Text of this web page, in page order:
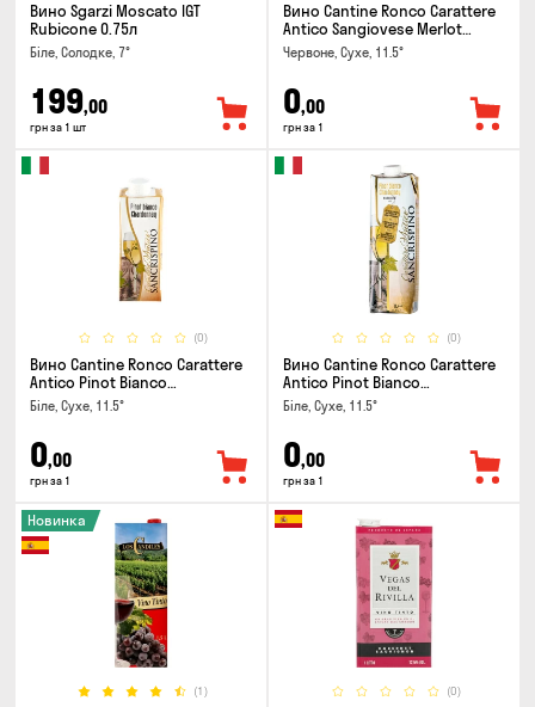
Вино Sgarzi Moscato IGT
Rubicone 0.75л
Біле, Солодке, 7°
199,00
грн за 1 шт
Вино Cantine Ronco Carattere
Antico Sangiovese Merlot
Rubicone IGT 1л
Червоне, Сухе, 11.5°
0,00
грн за 1
(0)
Вино Cantine Ronco Carattere
Antico Pinot Bianco
Chardonnay Rubicone IGT 0.25л
Біле, Сухе, 11.5°
0,00
грн за 1
(0)
Вино Cantine Ronco Carattere
Antico Pinot Bianco
Chardonnay Rubicone IGT 1л
Біле, Сухе, 11.5°
0,00
грн за 1
(1)
Новинка
(0)